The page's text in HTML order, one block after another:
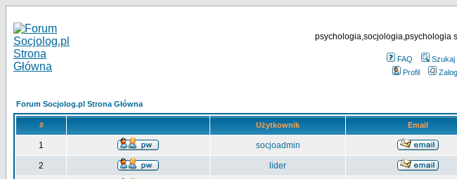
psychologia,socjologia,psychologia
FAQ Szukaj
Profil
Forum Socjolog.pl Strona Główna
# Użytkownik Email
1 socjoadmin
2 lider